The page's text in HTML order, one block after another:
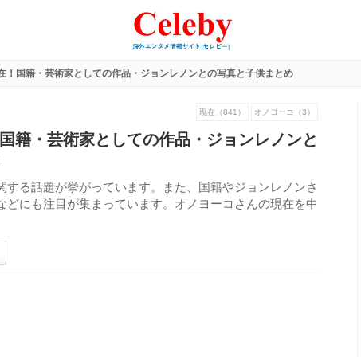
！国籍・芸術家としての作品・ジョンレノンとの写真と子供まとめ
現在（841） オノヨーコ（3）
籍・芸術家としての作品・ジョンレノンと
る話題が挙がっています。また、国籍やジョンレノンさ
にも注目が集まっています。オノヨーコさんの現在を中